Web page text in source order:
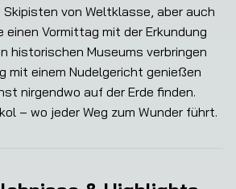
von Weltklasse, aber auch
einen Vormittag mit der Erkundung
historischen Museums verbringen
mit einem Nudelgericht genießen
nirgendwo auf der Erde finden.
– wo jeder Weg zum Wunder führt.